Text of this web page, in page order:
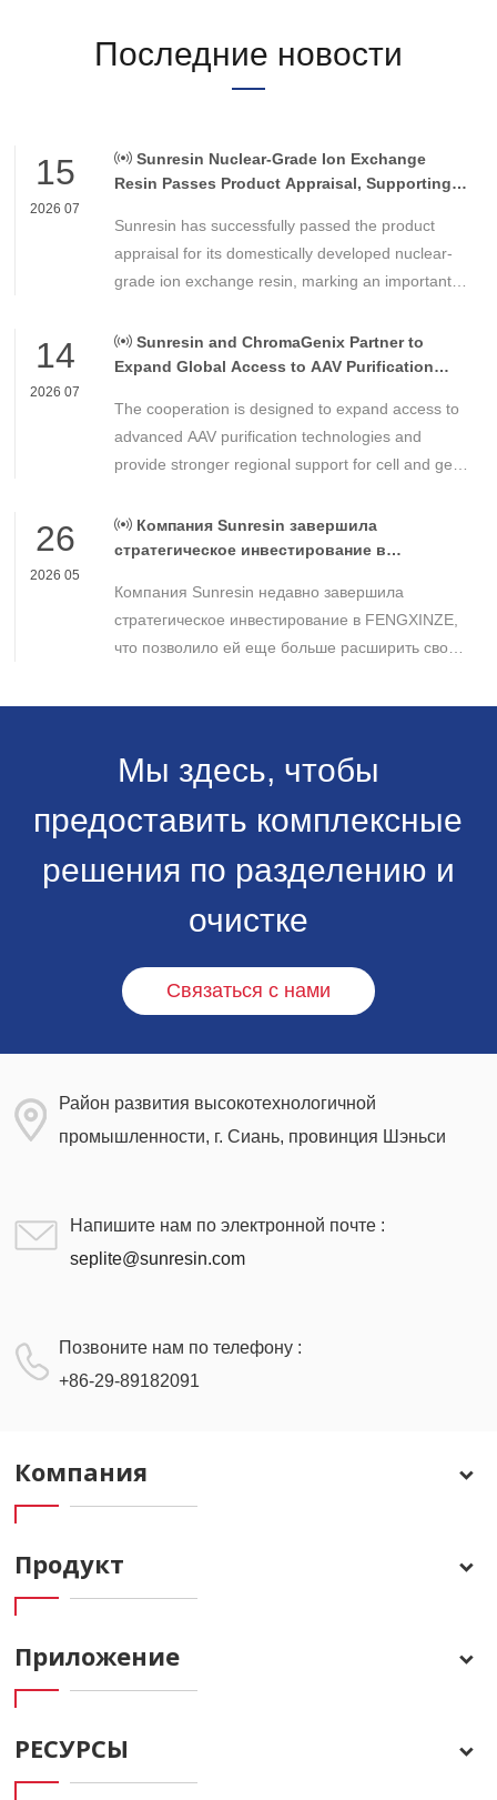
Последние новости
15
2026 07
Sunresin Nuclear-Grade Ion Exchange
Resin Passes Product Appraisal, Supporting
Control
Sunresin has successfully passed the product
appraisal for its domestically developed nuclear-
grade ion exchange resin, marking an important
chemical materials for nuclear power applications.
14
2026 07
Sunresin and ChromaGenix Partner to
Expand Global Access to AAV Purification
The cooperation is designed to expand access to
advanced AAV purification technologies and
provide stronger regional support for cell and gene
Americas.
26
2026 05
Компания Sunresin завершила
стратегическое инвестирование в
бизнеса в области промышленной
хроматографии.
Компания Sunresin недавно завершила
стратегическое инвестирование в FENGXINZE,
что позволило ей еще больше расширить свое
хроматографии и укрепить свои позиции в
биологических науках.
Мы здесь, чтобы
предоставить комплексные
решения по разделению и
очистке
Связаться с нами
Район развития высокотехнологичной
промышленности, г. Сиань, провинция Шэньси
Напишите нам по электронной почте :
seplite@sunresin.com
Позвоните нам по телефону :
+86-29-89182091
Компания
Продукт
Приложение
РЕСУРСЫ